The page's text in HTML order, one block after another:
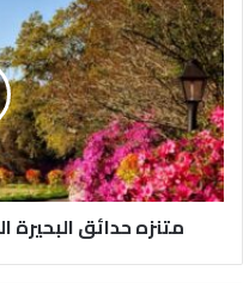
متنزه حدائق